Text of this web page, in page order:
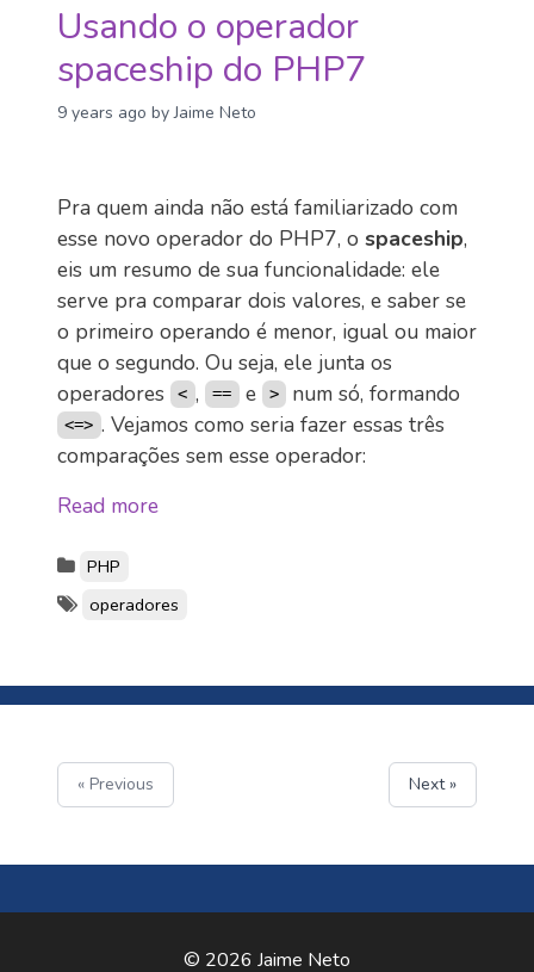
Usando o operador
spaceship do PHP7
9 years ago by Jaime Neto
Pra quem ainda não está familiarizado com
esse novo operador do PHP7, o spaceship,
eis um resumo de sua funcionalidade: ele
serve pra comparar dois valores, e saber se
o primeiro operando é menor, igual ou maior
que o segundo. Ou seja, ele junta os
operadores
< , == e > num só, formando
<=> . Vejamos como seria fazer essas três
comparações sem esse operador:
Read more
PHP
operadores
« Previous Next »
© 2026 Jaime Neto